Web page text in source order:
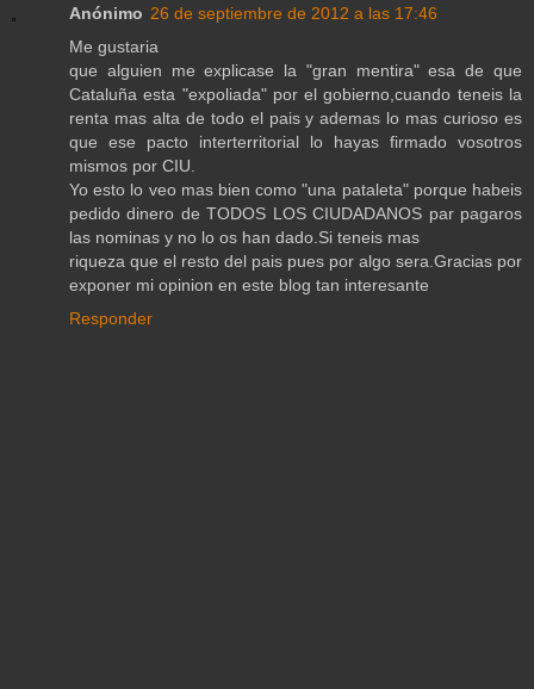
Anónimo 26 de septiembre de 2012 a las 17:46
Me gustaria
que alguien me explicase la "gran mentira" esa de que
Cataluña esta "expoliada" por el gobierno,cuando teneis la
renta mas alta de todo el pais y ademas lo mas curioso es
que ese pacto interterritorial lo hayas firmado vosotros
mismos por CIU.
Yo esto lo veo mas bien como "una pataleta" porque habeis
pedido dinero de TODOS LOS CIUDADANOS par pagaros
las nominas y no lo os han dado.Si teneis mas
riqueza que el resto del pais pues por algo sera.Gracias por
exponer mi opinion en este blog tan interesante
Responder